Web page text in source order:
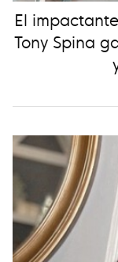
El
Tony Spina